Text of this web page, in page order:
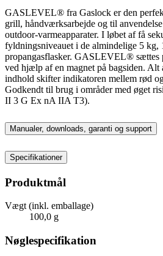
GASLEVEL® fra Gaslock er den
grill, håndværksarbejde og til
outdoor-varmeapparater. I løbet af få
fyldningsniveauet i de almindelige 5 kg,
propangasflasker. GASLEVEL® sættes
ved hjælp af en magnet på bagsiden.
indhold skifter indikatoren mellem rød
Godkendt til brug i områder med øget
II 3 G Ex nA IIA T3).
Manualer, downloads, garanti og support
Specifikationer
Produktmål
Vægt (inkl. emballage)
100,0 g
Nøglespecifikation